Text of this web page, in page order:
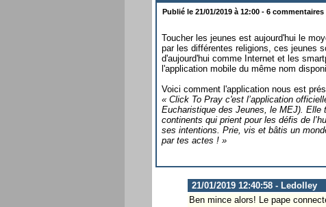
Publié le 21/01/2019 à 12:00 - 6 commentaires
Toucher les jeunes est aujourd'hui le
par les différentes religions, ces jeunes
d'aujourd'hui comme Internet et les
l'application mobile du même nom
Voici comment l'application nous est
« Click To Pray c'est l’application
Eucharistique des Jeunes, le MEJ).
continents qui prient pour les défis de
ses intentions. Prie, vis et bâtis un
par tes actes ! »
21/01/2019 12:40:58 - Ledolley
Ben mince alors! Le pape